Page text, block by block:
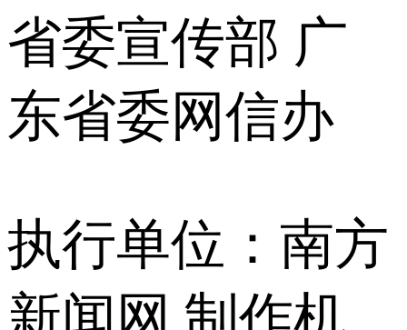
省委宣传部 广
东省委网信办
执行单位：南方
新闻网 制作机